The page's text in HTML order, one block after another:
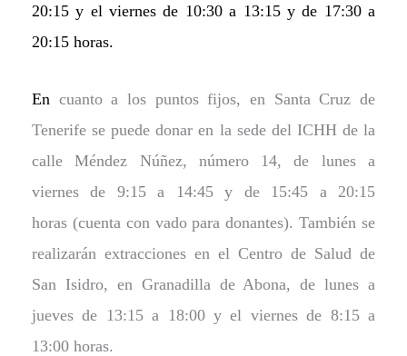
20:15 y el viernes de 10:30 a 13:15 y de 17:30 a
20:15 horas.
En cuanto a los puntos fijos, en Santa Cruz de
Tenerife se puede donar en la sede del ICHH de la
calle Méndez Núñez, número 14, de lunes a
viernesde 9:15 a 14:45 y de 15:45 a 20:15
horas (cuenta con vado para donantes). También se
realizarán extracciones en el Centro de Salud de
San Isidro, en Granadilla de Abona, de lunes a
jueves de 13:15 a 18:00 y el viernes de 8:15 a
13:00 horas.